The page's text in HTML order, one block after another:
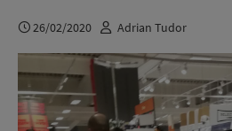
26/02/2020 Adrian Tudor